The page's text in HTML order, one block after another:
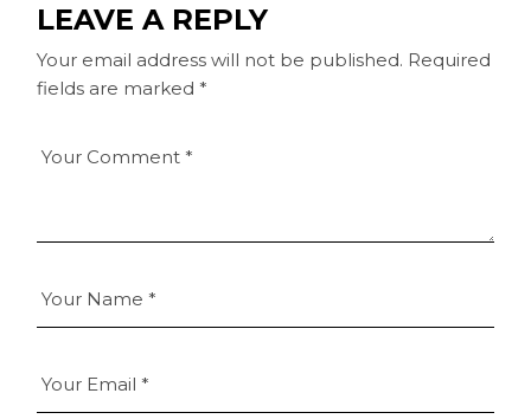
LEAVE A REPLY
Your email address will not be published. Required
fields are marked *